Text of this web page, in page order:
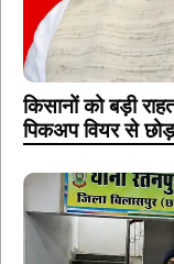
किसानों को बड़ी
पिकअप वियर से